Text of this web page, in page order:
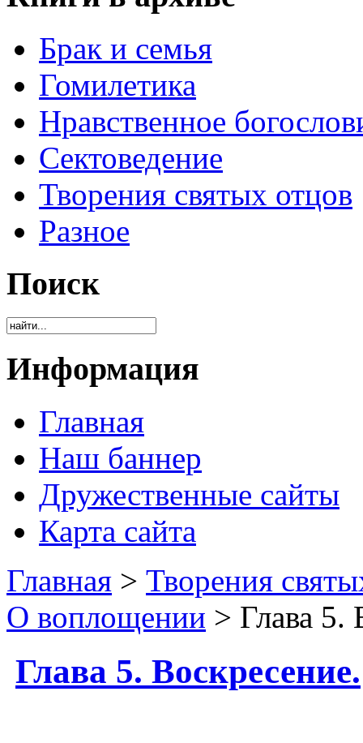
Брак и семья
Гомилетика
Нравственное
Сектоведение
Творения святых отцов
Разное
Поиск
Информация
Главная
Наш баннер
Дружественные сайты
Карта сайта
Главная > Творения
О воплощении > Глава 5.
Глава 5. Воскресение.